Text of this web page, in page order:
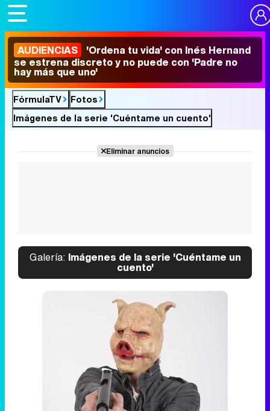
AUDIENCIAS 'Ordena tu vida' con Inés Hernand
se estrena discreto y no puede con 'Padre no
hay más que uno'
FórmulaTV
Fotos
Imágenes de la serie 'Cuéntame un cuento'
Eliminar anuncios
Galería: Imágenes de la serie 'Cuéntame un
cuento'